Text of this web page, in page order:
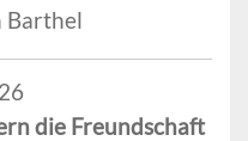
Barthel
die Freundschaft